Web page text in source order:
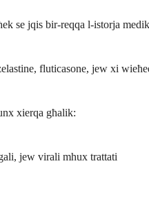
se jqis bir-reqqa l-istorja
fluticasone, jew xi
xierqa għalik:
jew virali mhux trattati